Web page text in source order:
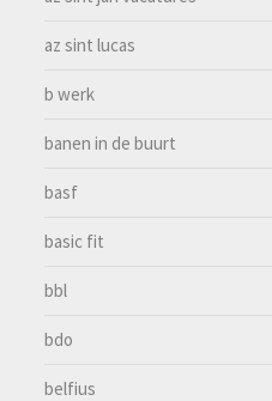
az sint lucas
b werk
banen in de buurt
basf
basic fit
bbl
bdo
belfius